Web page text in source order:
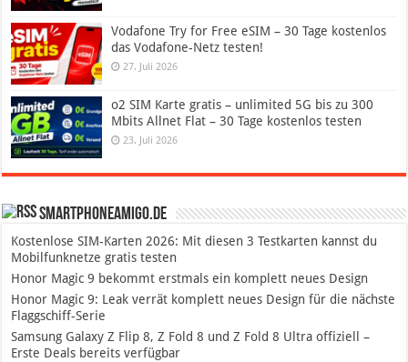
Vodafone Try for Free eSIM – 30 Tage kostenlos
das Vodafone-Netz testen!
27. Juli 2026
o2 SIM Karte gratis – unlimited 5G bis zu 300
Mbits Allnet Flat – 30 Tage kostenlos testen
23. Juli 2026
SmartphoneAmigo.de
Kostenlose SIM-Karten 2026: Mit diesen 3 Testkarten kannst du
Mobilfunknetze gratis testen
Honor Magic 9 bekommt erstmals ein komplett neues Design
Honor Magic 9: Leak verrät komplett neues Design für die nächste
Flaggschiff-Serie
Samsung Galaxy Z Flip 8, Z Fold 8 und Z Fold 8 Ultra offiziell –
Erste Deals bereits verfügbar